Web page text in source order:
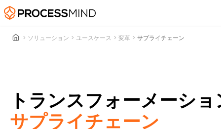
> ソリューション > ユースケース > 変革 > サプライチェーン
トランスフォーメーシ
サプライチェーン